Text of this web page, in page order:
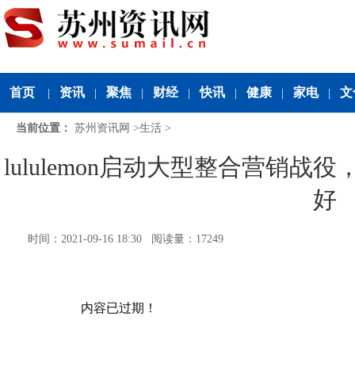
首页 资讯 聚焦 财经 快讯 健康 家电 文
当前位置： 苏州资讯网 >生活 >
lululemon启动大型整合营销战役
好
时间：2021-09-16 18:30 阅读量：17249
内容已过期！